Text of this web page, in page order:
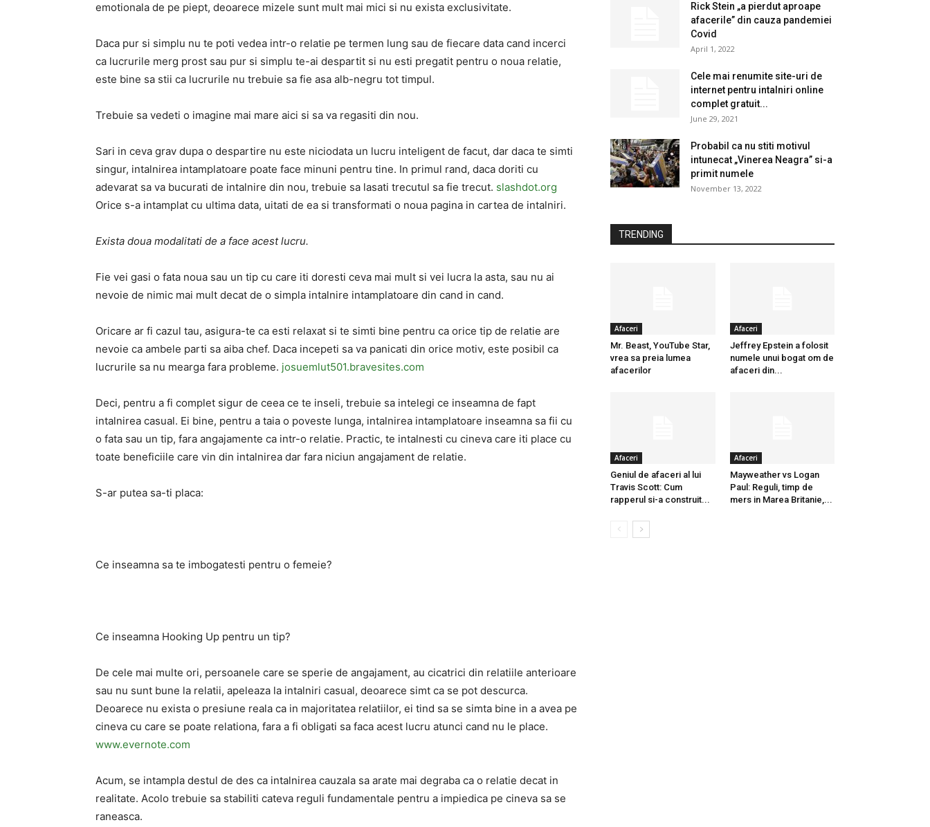
emotionala de pe piept, deoarece mizele sunt mult mai mici si nu exista exclusivitate.
Daca pur si simplu nu te poti vedea intr-o relatie pe termen lung sau de fiecare data cand incerci
ca lucrurile merg prost sau pur si simplu te-ai despartit si nu esti pregatit pentru o noua relatie,
este bine sa stii ca lucrurile nu trebuie sa fie asa alb-negru tot timpul.
Trebuie sa vedeti o imagine mai mare aici si sa va regasiti din nou.
Sari in ceva grav dupa o despartire nu este niciodata un lucru inteligent de facut, dar daca te simti
singur, intalnirea intamplatoare poate face minuni pentru tine. In primul rand, daca doriti cu
adevarat sa va bucurati de intalnire din nou, trebuie sa lasati trecutul sa fie trecut. slashdot.org
Orice s-a intamplat cu ultima data, uitati de ea si transformati o noua pagina in cartea de intalniri.
Exista doua modalitati de a face acest lucru.
Fie vei gasi o fata noua sau un tip cu care iti doresti ceva mai mult si vei lucra la asta, sau nu ai
nevoie de nimic mai mult decat de o simpla intalnire intamplatoare din cand in cand.
Oricare ar fi cazul tau, asigura-te ca esti relaxat si te simti bine pentru ca orice tip de relatie are
nevoie ca ambele parti sa aiba chef. Daca incepeti sa va panicati din orice motiv, este posibil ca
lucrurile sa nu mearga fara probleme. josuemlut501.bravesites.com
Deci, pentru a fi complet sigur de ceea ce te inseli, trebuie sa intelegi ce inseamna de fapt
intalnirea casual. Ei bine, pentru a taia o poveste lunga, intalnirea intamplatoare inseamna sa fii cu
o fata sau un tip, fara angajamente ca intr-o relatie. Practic, te intalnesti cu cineva care iti place cu
toate beneficiile care vin din intalnirea dar fara niciun angajament de relatie.
S-ar putea sa-ti placa:
Ce inseamna sa te imbogatesti pentru o femeie?
Ce inseamna Hooking Up pentru un tip?
De cele mai multe ori, persoanele care se sperie de angajament, au cicatrici din relatiile anterioare
sau nu sunt bune la relatii, apeleaza la intalniri casual, deoarece simt ca se pot descurca.
Deoarece nu exista o presiune reala ca in majoritatea relatiilor, ei tind sa se simta bine in a avea pe
cineva cu care se poate relationa, fara a fi obligati sa faca acest lucru atunci cand nu le place.
www.evernote.com
Acum, se intampla destul de des ca intalnirea cauzala sa arate mai degraba ca o relatie decat in ​​
realitate. Acolo trebuie sa stabiliti cateva reguli fundamentale pentru a impiedica pe cineva sa se
raneasca.
Rick Stein „a pierdut aproape
afacerile” din cauza pandemiei
Covid
April 1, 2022
Cele mai renumite site-uri de
internet pentru intalniri online
complet gratuit...
June 29, 2021
Probabil ca nu stiti motivul
intunecat „Vinerea Neagra” si-a
primit numele
November 13, 2022
TRENDING
Afaceri
Mr. Beast, YouTube Star,
vrea sa preia lumea
afacerilor
Afaceri
Jeffrey Epstein a folosit
numele unui bogat om de
afaceri din...
Afaceri
Geniul de afaceri al lui
Travis Scott: Cum
rapperul si-a construit...
Afaceri
Mayweather vs Logan
Paul: Reguli, timp de
mers in Marea Britanie,...